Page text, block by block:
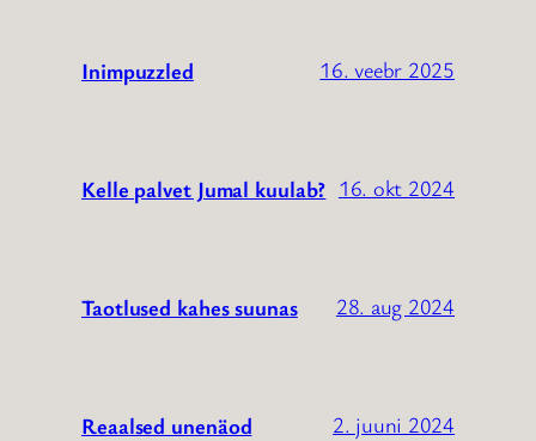
Inimpuzzled 16. veebr 2025
Kelle palvet Jumal kuulab? 16. okt 2024
Taotlused kahes suunas 28. aug 2024
Reaalsed unenäod 2. juuni 2024